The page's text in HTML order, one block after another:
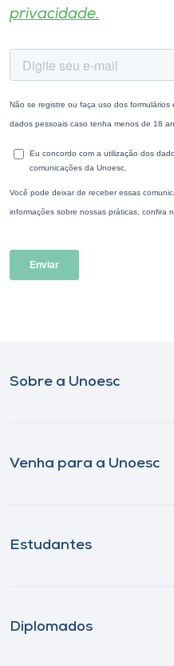
privacidade.
Sobre a Unoesc
Venha para a Unoesc
Estudantes
Diplomados